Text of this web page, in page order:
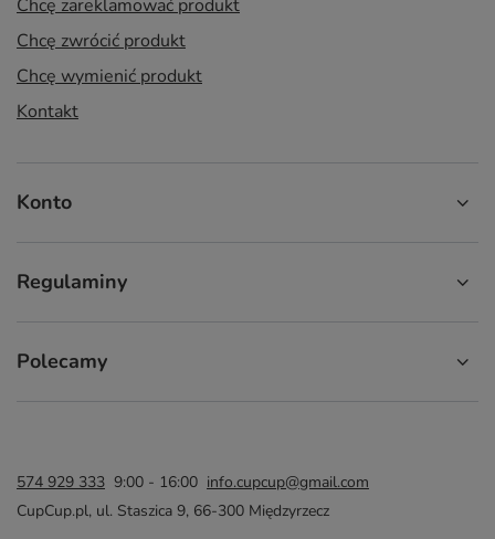
Chcę zareklamować produkt
Chcę zwrócić produkt
Chcę wymienić produkt
Kontakt
Konto
Regulaminy
Polecamy
574 929 333 9:00 - 16:00 info.cupcup@gmail.com
CupCup.pl, ul. Staszica 9, 66-300 Międzyrzecz